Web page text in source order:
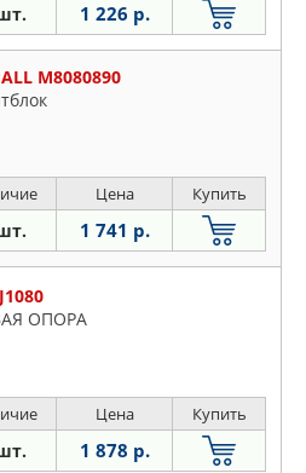
1 226 р.
M8080890
Цена Купить
1 741 р.
ОПОРА
Цена Купить
1 878 р.